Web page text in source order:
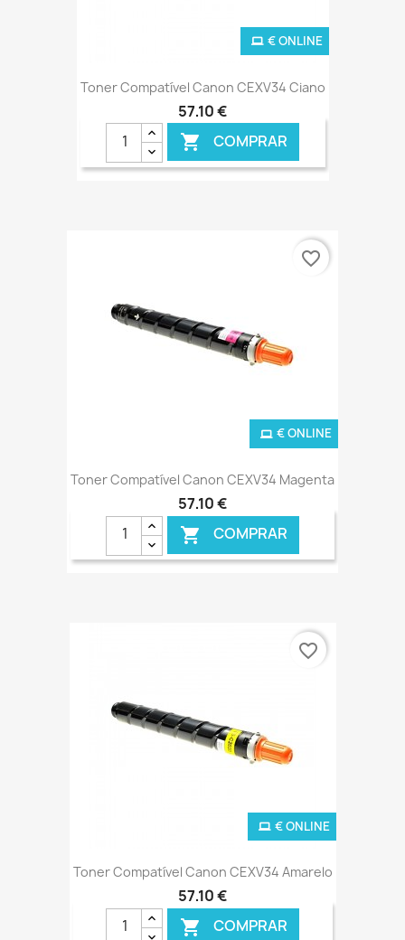
Toner Compatível Canon CEXV34 Ciano
57,10 €
 COMPRAR
€ ONLINE
Toner Compatível Canon CEXV34 Magenta
57,10 €
 COMPRAR
€ ONLINE
favorite_border
Toner Compatível Canon CEXV34 Amarelo
57,10 €
 COMPRAR
€ ONLINE
favorite_border